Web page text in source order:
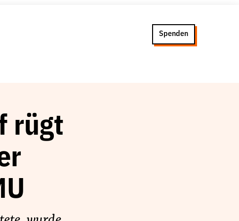
Spenden
rügt